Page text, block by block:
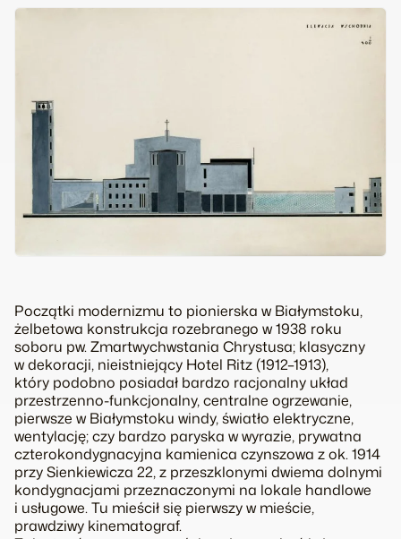
Początki modernizmu to pionierska w Białymstoku,
żelbetowa konstrukcja rozebranego w 1938 roku
soboru pw. Zmartwychwstania Chrystusa; klasyczny
w dekoracji, nieistniejący Hotel Ritz (1912–1913),
który podobno posiadał bardzo racjonalny układ
przestrzenno-funkcjonalny, centralne ogrzewanie,
pierwsze w Białymstoku windy, światło elektryczne,
wentylację; czy bardzo paryska w wyrazie, prywatna
czterokondygnacyjna kamienica czynszowa z ok. 1914
przy Sienkiewicza 22, z przeszklonymi dwiema dolnymi
kondygnacjami przeznaczonymi na lokale handlowe
i usługowe. Tu mieścił się pierwszy w mieście,
prawdziwy kinematograf.